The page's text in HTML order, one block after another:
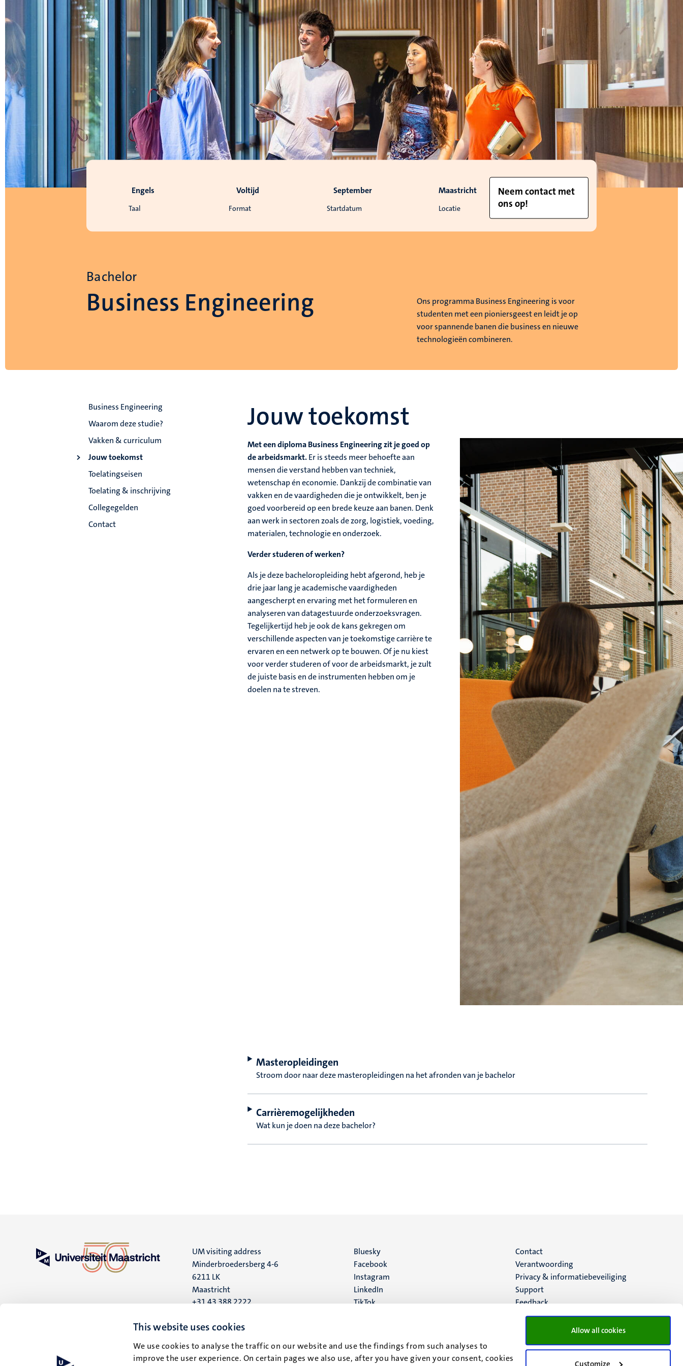
This website uses cookies
We use cookies to analyse the traffic on our website and use the findings from such analyses to
improve the user experience. On certain pages we also use, after you have given your consent, cookies
Allow all cookies
Customize
Taal
Engels
Format
Voltijd
Startdatum
September
Locatie
Maastricht
Neem contact met
ons op!
Bachelor
Business Engineering
Ons programma Business Engineering is voor
studenten met een pioniersgeest en leidt je op
voor spannende banen die business en nieuwe
technologieën combineren.
Business Engineering
Waarom deze studie?
Vakken & curriculum
Jouw toekomst
Toelatingseisen
Toelating & inschrijving
Collegegelden
Contact
Jouw toekomst
Met een diploma Business Engineering zit je goed op
de arbeidsmarkt.Er is steeds meer behoefte aan
mensen die verstand hebben van techniek,
wetenschap én economie. Dankzij de combinatie van
vakken en de vaardigheden die je ontwikkelt, ben je
goed voorbereid op een brede keuze aan banen. Denk
aan werk in sectoren zoals de zorg, logistiek, voeding,
materialen, technologie en onderzoek.
Verder studeren of werken?
Als je deze bacheloropleiding hebt afgerond, heb je
drie jaar lang je academische vaardigheden
aangescherpt en ervaring met het formuleren en
analyseren van datagestuurde onderzoeksvragen.
Tegelijkertijd heb je ook de kans gekregen om
verschillende aspecten van je toekomstige carrière te
ervaren en een netwerk op te bouwen. Of je nu kiest
voor verder studeren of voor de arbeidsmarkt, je zult
de juiste basis en de instrumenten hebben om je
doelen na te streven.
Masteropleidingen
Stroom door naar deze masteropleidingen na het afronden van je bachelor
Carrièremogelijkheden
Wat kun je doen na deze bachelor?
UM visiting address
Minderbroedersberg 4-6
6211 LK
Maastricht
+31 43 388 2222
UM postal address
6200 MD
Maastricht
Social
media
Bluesky
Facebook
Instagram
LinkedIn
TikTok
Menu
footer
(NL)
Contact
Verantwoording
Privacy & informatiebeveiliging
Support
Feedback